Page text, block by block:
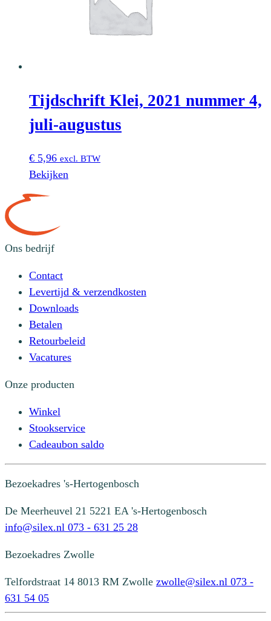
Tijdschrift Klei, 2021 nummer 4,
juli-augustus
€ 5,96 excl. BTW
Bekijken
Ons bedrijf
Contact
Levertijd & verzendkosten
Downloads
Betalen
Retourbeleid
Vacatures
Onze producten
Winkel
Stookservice
Cadeaubon saldo
Bezoekadres 's-Hertogenbosch
De Meerheuvel 21 5221 EA 's-Hertogenbosch
info@silex.nl 073 - 631 25 28
Bezoekadres Zwolle
Telfordstraat 14 8013 RM Zwolle zwolle@silex.nl 073 -
631 54 05